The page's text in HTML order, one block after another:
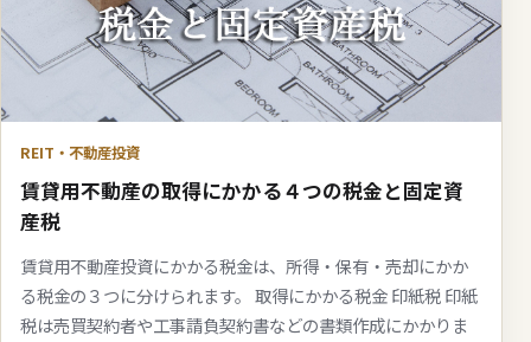
REIT・不動産投資
賃貸用不動産の取得にかかる４つの税金と固定資
産税
賃貸用不動産投資にかかる税金は、所得・保有・売却にかか
る税金の３つに分けられます。 取得にかかる税金 印紙税 印紙
税は売買契約者や工事請負契約書などの書類作成にかかりま